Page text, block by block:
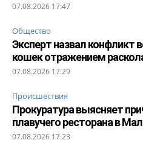
07.08.2026 17:47
Общество
Эксперт назвал конфликт
кошек отражением
07.08.2026 17:29
Происшествия
Прокуратура выясняет
плавучего ресторана в
07.08.2026 17:23